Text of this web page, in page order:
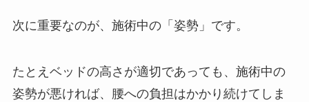
次に重要なのが、施術中の「姿勢」です。
たとえベッドの高さが適切であっても、施術中の
姿勢が悪ければ、腰への負担はかかり続けてしま